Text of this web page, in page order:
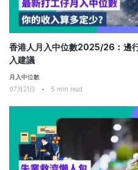
香港人月入中位數2025/26︰邊
入建議
月入中位數
07月21日
• 5 min read